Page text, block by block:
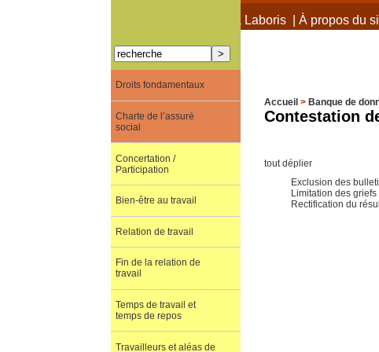
À propos de Terra Laboris| À propos du
Accueil > Banque de
Contestation
tout déplier
Exclusion des
Limitation des griefs
Rectification du
Droits fondamentaux
Charte de l’assuré
social
Concertation /
Participation
Bien-être au travail
Relation de travail
Fin de la relation de
travail
Temps de travail et
temps de repos
Travailleurs et aléas de